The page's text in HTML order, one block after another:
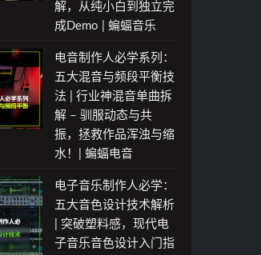
解，从纯小白到独立完
成Demo | 蝙蝠音乐
电音制作人必学系列：
五大混音与频段平衡技
法 | 行业神混音单曲拆
解 – 驯服动态与共
振，拯救作品浑浊与缩
水！| 蝙蝠电音
电子音乐制作人必学：
五大音色设计技术解析
| 突破塑料感，现代电
子音乐音色设计入门指